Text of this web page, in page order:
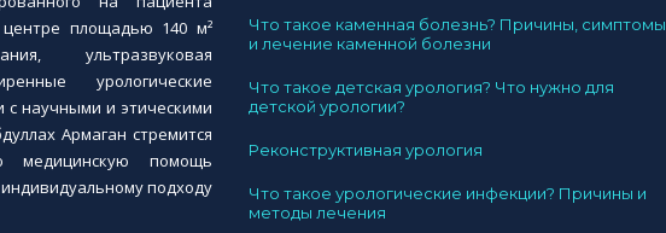
площадью 140 м²
ультразвуковая
урологические
с научными и этическими
Армаган стремится
медицинскую помощь
подходу
Что такое каменная болезнь? Причины, симптомы
и лечение каменной болезни
Что такое детская урология? Что нужно для
детской урологии?
Реконструктивная урология
Что такое урологические инфекции? Причины и
методы лечения